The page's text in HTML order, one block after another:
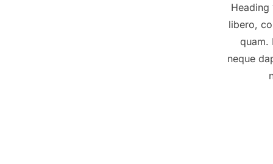
libero,
quam.
neque